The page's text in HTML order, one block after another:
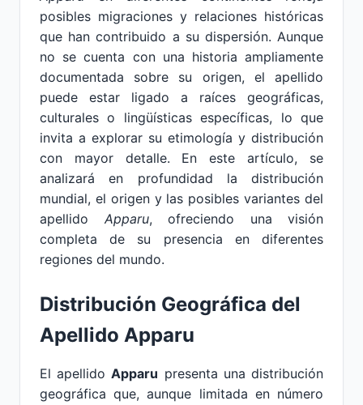
posibles migraciones y relaciones históricas
que han contribuido a su dispersión. Aunque
no se cuenta con una historia ampliamente
documentada sobre su origen, el apellido
puede estar ligado a raíces geográficas,
culturales o lingüísticas específicas, lo que
invita a explorar su etimología y distribución
con mayor detalle. En este artículo, se
analizará en profundidad la distribución
mundial, el origen y las posibles variantes del
apellido Apparu, ofreciendo una visión
completa de su presencia en diferentes
regiones del mundo.
Distribución Geográfica del
Apellido Apparu
El apellidoApparu presenta una distribución
geográfica que, aunque limitada en número